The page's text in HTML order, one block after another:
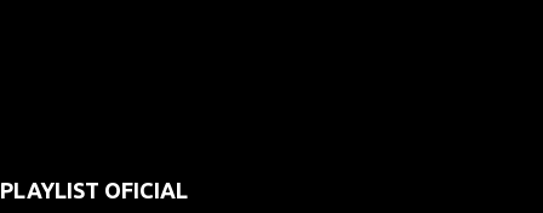
PLAYLIST OFICIAL